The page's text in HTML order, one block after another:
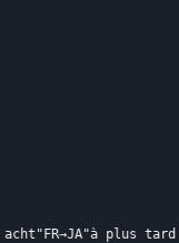
"FR→JA"à plus tard les